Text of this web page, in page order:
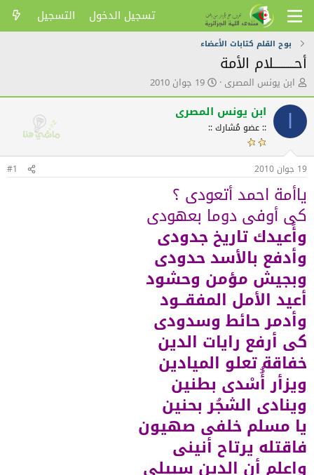
تسجيل الدخول التسجيل
بوح القلم كتابات الأعضاء
أحــــــــــلام الأمة
ك
ا
ت
ا
م
و
ض
و
ابن يونس المصرى ت
ا
ر
ي
ل
ش
ر
19 جوان 2010
ابن يونس المصرى
:: عضو مُشارك ::
19 جوان 2010 #1
ياأمة احمد أتعودى ؟
كى أوفى دوما بعهودى
وأًعيدك تاريخ جدودى
وأدفع بالأسد حدودى
وبجيش مؤمن وحشود
أعيد الأمل المفقــود
وأدمر حائط وسدودى
كى أرفع رايات الدين
خفاقة تعلو الميادين
ويزأر أُُسْدى بطنين
وينادى الشجُر بحنين
يا مسلم خلفى صهيون
فاقتله يرتاح أنينى
واعلم أن الدين سبيلى